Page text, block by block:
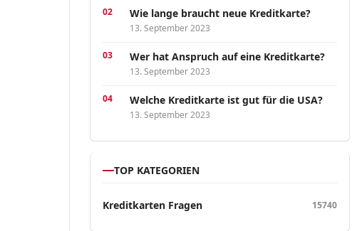
Wie lange braucht neue Kreditkarte?
13. September 2023
Wer hat Anspruch auf eine Kreditkarte?
13. September 2023
Welche Kreditkarte ist gut für die USA?
13. September 2023
TOP KATEGORIEN
Kreditkarten Fragen 15740